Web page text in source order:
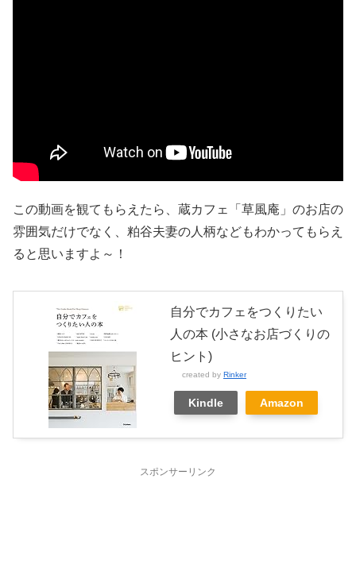
この動画を観てもらえたら、蔵カフェ「草風庵」のお店の
雰囲気だけでなく、粕谷夫妻の人柄などもわかってもらえ
ると思いますよ～！
自分でカフェをつくりたい
人の本 (小さなお店づくりの
ヒント)
created by Rinker
Kindle Amazon
スポンサーリンク